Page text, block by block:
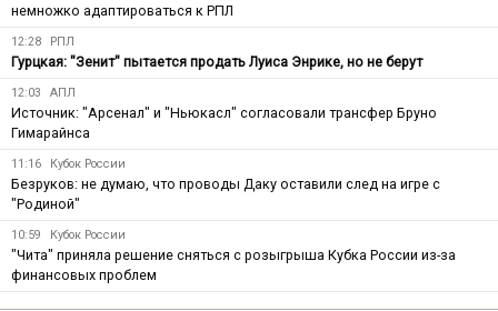
немножко адаптироваться к РПЛ
12:28 РПЛ
Гурцкая: "Зенит" пытается продать Луиса Энрике, но не берут
12:03 АПЛ
Источник: "Арсенал" и "Ньюкасл" согласовали трансфер Бруно
Гимарайнса
11:16 Кубок России
Безруков: не думаю, что проводы Даку оставили след на игре с
"Родиной"
10:59 Кубок России
"Чита" приняла решение сняться с розыгрыша Кубка России из-за
финансовых проблем